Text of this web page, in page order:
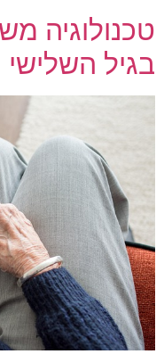
טכנולוגיה
בגיל השלישי